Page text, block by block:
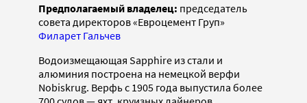
Предполагаемый владелец: председатель
совета директоров «Евроцемент Груп»
Филарет Гальчев
Водоизмещающая Sapphire из стали и
алюминия построена на немецкой верфи
Nobiskrug. Верфь с 1905 года выпустила более